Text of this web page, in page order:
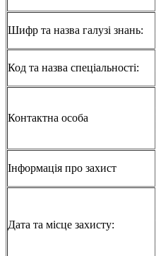
Шифр та назва галузі знань:
Код та назва спеціальності:
Контактна особа
Інформація про захист
Дата та місце захисту: